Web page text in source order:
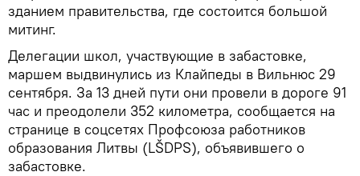
зданием правительства, где состоится большой
митинг.
Делегации школ, участвующие в забастовке,
маршем выдвинулись из Клайпеды в Вильнюс 29
сентября. За 13 дней пути они провели в дороге 91
час и преодолели 352 километра, сообщается на
странице в соцсетях Профсоюза работников
образования Литвы (LŠDPS), объявившего о
забастовке.